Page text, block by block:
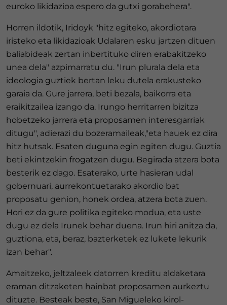
euroko likidazioa espero da gutxi gorabehera".
Horren ildotik, Iridoyk "hitz egiteko, akordiotara
iristeko eta likidazioak Udalaren esku jartzen dituen
baliabideak zertan inbertituko diren erabakitzeko
unea dela" azpimarratu du. "Irun plurala dela eta
ideologia guztiek bertan leku dutela erakusteko
garaia da. Gure jarrera, beti bezala, baikorra eta
eraikitzailea izango da. Irungo herritarren bizitza
hobetzeko jarrera eta proposamen interesgarriak
ditugu", adierazi du bozeramaileak,"eta hauek ez dira
hitz hutsak. Esaten duguna egin egiten dugu. Guztia
beti ekintzekin frogatzen dugu. Begirada atzera bota
besterik ez dago. Esaterako, urte hasieran udal
gobernuari, aurrekontuetarako akordio bat
proposatu genion, honek ordea, atzera bota zuen.
Hori ez da gure politika egiteko modua, eta uste
dugu ez dela Irunek behar duena. Irun hiri anitza da,
guztiona, eta, beraz, bazterketek ez lukete lekurik
izan behar".
Amaitzeko, jeltzaleek datorren kreditu aldaketara
eraman ditzaketen hainbat proposamen aurkeztu
dituzte. Besteak beste, San Migueleko kirol-